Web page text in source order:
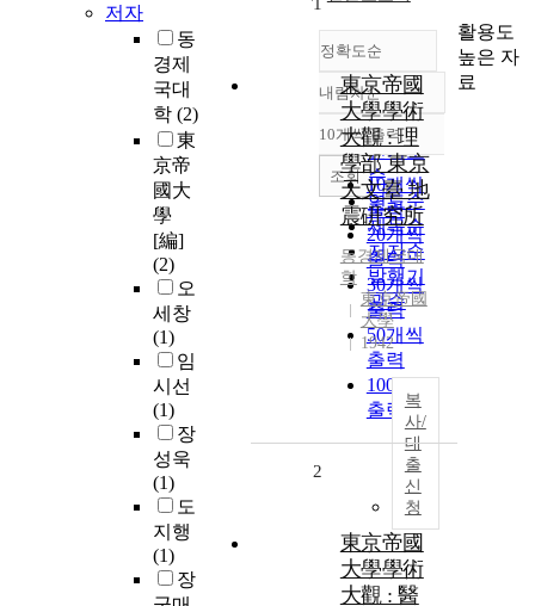
저자
동
경제
국대
학 (2)
東
京帝
國大
學
[編]
(2)
오
세창
(1)
임
시선
(1)
장
성욱
(1)
도
지행
(1)
장
정확도순
정확도
순
인기도
순
연도순
제목순
저자순
발행기
관순
내림차순
내림차순
10개씩 출력
10개씩
출력
20개씩
출력
30개씩
출력
50개씩
출력
100개씩
출력
조회
1
東京帝國
大學學術
大觀 : 理
學部 東京
天文臺 地
震硏究所
동경제국대
학
東京帝國
大學
1942
복
사/
대
출
신
청
2
東京帝國
大學學術
大觀 : 醫
활용도
높은 자
료